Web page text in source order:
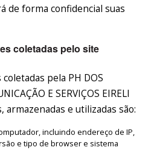
de forma confidencial suas
coletadas pelo site
pela PH DOS
E SERVIÇOS EIRELI
armazenadas e utilizadas são:
incluindo endereço de IP,
e tipo de browser e sistema